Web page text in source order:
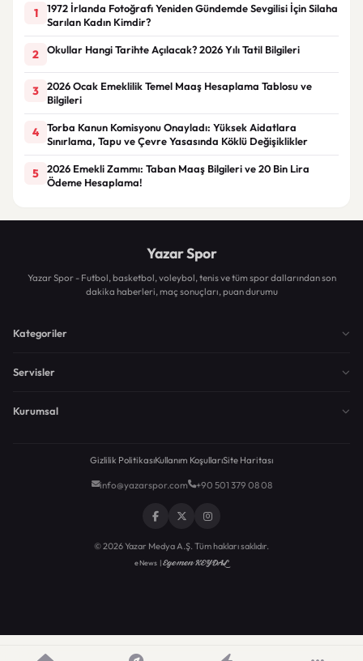
1
1972 İrlanda Fotoğrafı Yeniden Gündemde Sevgilisi İçin Silaha
Sarılan Kadın Kimdir?
2 Okullar Hangi Tarihte Açılacak? 2026 Yılı Tatil Bilgileri
3
2026 Ocak Emeklilik Temel Maaş Hesaplama Tablosu ve
Bilgileri
4
Torba Kanun Komisyonu Onayladı: Yüksek Aidatlara
Sınırlama, Tapu ve Çevre Yasasında Köklü Değişiklikler
5
2026 Emekli Zammı: Taban Maaş Bilgileri ve 20 Bin Lira
Ödeme Hesaplama!
Yazar Spor
Yazar Spor - Futbol, basketbol, voleybol, tenis ve tüm spor dallarından son
dakika haberleri, maç sonuçları, puan durumu
Kategoriler
Servisler
Kurumsal
Gizlilik PolitikasıKullanım KoşullarıSite Haritası
info@yazarspor.com +90 501 379 08 08
© 2026 Yazar Medya A.Ş. Tüm hakları saklıdır.
eNews |Egemen KEYDAL